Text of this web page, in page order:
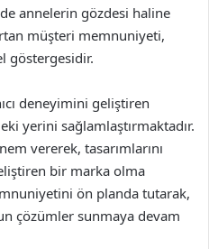
annelerin gözdesi haline
müşteri memnuniyeti,
göstergesidir.
deneyimini geliştiren
yerini sağlamlaştırmaktadır.
vererek, tasarımlarını
bir marka olma
ön planda tutarak,
çözümler sunmaya devam